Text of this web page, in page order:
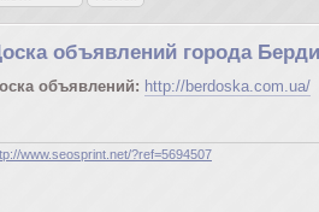
объявлений города
объявлений: http://berdoska.com.ua/
www.seosprint.net/?ref=5694507